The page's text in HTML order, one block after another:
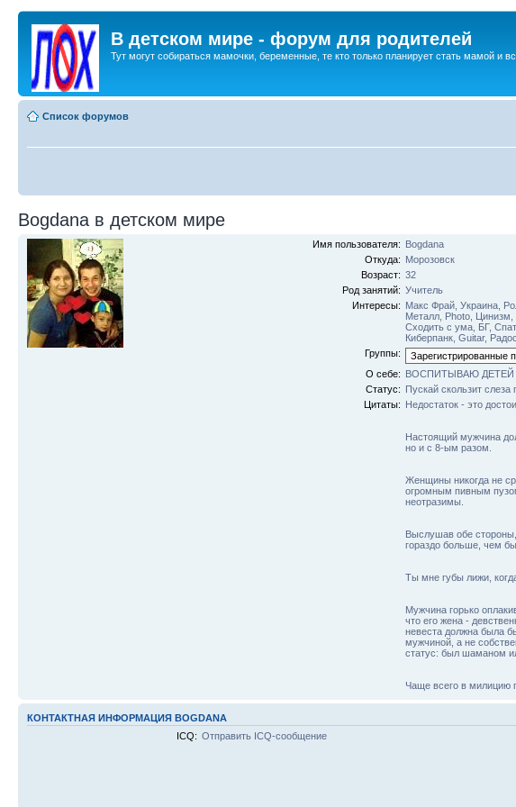
В детском мире - форум для родителей
Тут могут собираться мамочки, беременные, те кто только планирует стать мамой и
Список форумов
Bogdana в детском мире
Имя пользователя: Bogdana
Откуда: Морозовск
Возраст: 32
Род занятий: Учитель
Интересы: Макс Фрай, Украина,
Металл, Photo, Цинизм,
Сходить с ума, БГ,
Киберпанк, Guitar,
Группы:
О себе: ВОСПИТЫВАЮ
Статус: Пускай скользит
Цитаты: Недостаток - это
Настоящий мужчина
но и с 8-ым разом.
Женщины никогда не
огромным пивным
неотразимы.
Выслушав обе
гораздо больше, чем
Ты мне губы лижи,
Мужчина горько
что его жена -
невеста должна была
мужчиной, а не
статус: был шаманом
Чаще всего в милицию
КОНТАКТНАЯ ИНФОРМАЦИЯ BOGDANA
ICQ: Отправить ICQ-сообщение